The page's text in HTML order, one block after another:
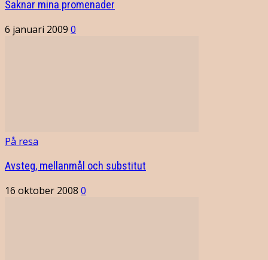
Saknar mina promenader
6 januari 2009 0
På resa
Avsteg, mellanmål och substitut
16 oktober 2008 0